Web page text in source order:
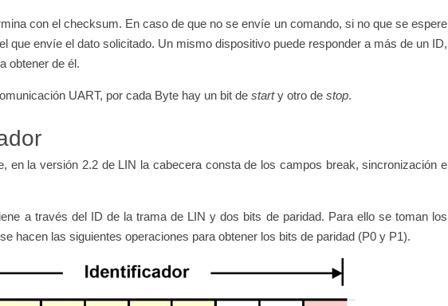
con el checksum. En caso de que no se envíe un comando, si no que se espere
que envíe el dato solicitado. Un mismo dispositivo puede responder a más de un ID,
obtener de él.
UART, por cada Byte hay un bit de starty otro de stop.
en la versión 2.2 de LIN la cabecera consta de los campos break, sincronización e
a través del ID de la trama de LIN y dos bits de paridad. Para ello se toman los
hacen las siguientes operaciones para obtener los bits de paridad (P0 y P1).